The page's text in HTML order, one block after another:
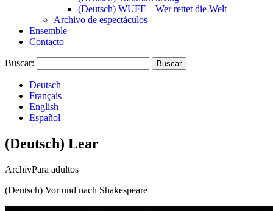
(Deutsch) WUFF – Wer rettet die Welt
Archivo de espectáculos
Ensemble
Contacto
Buscar:
Deutsch
Français
English
Español
(Deutsch) Lear
ArchivPara adultos
(Deutsch) Vor und nach Shakespeare